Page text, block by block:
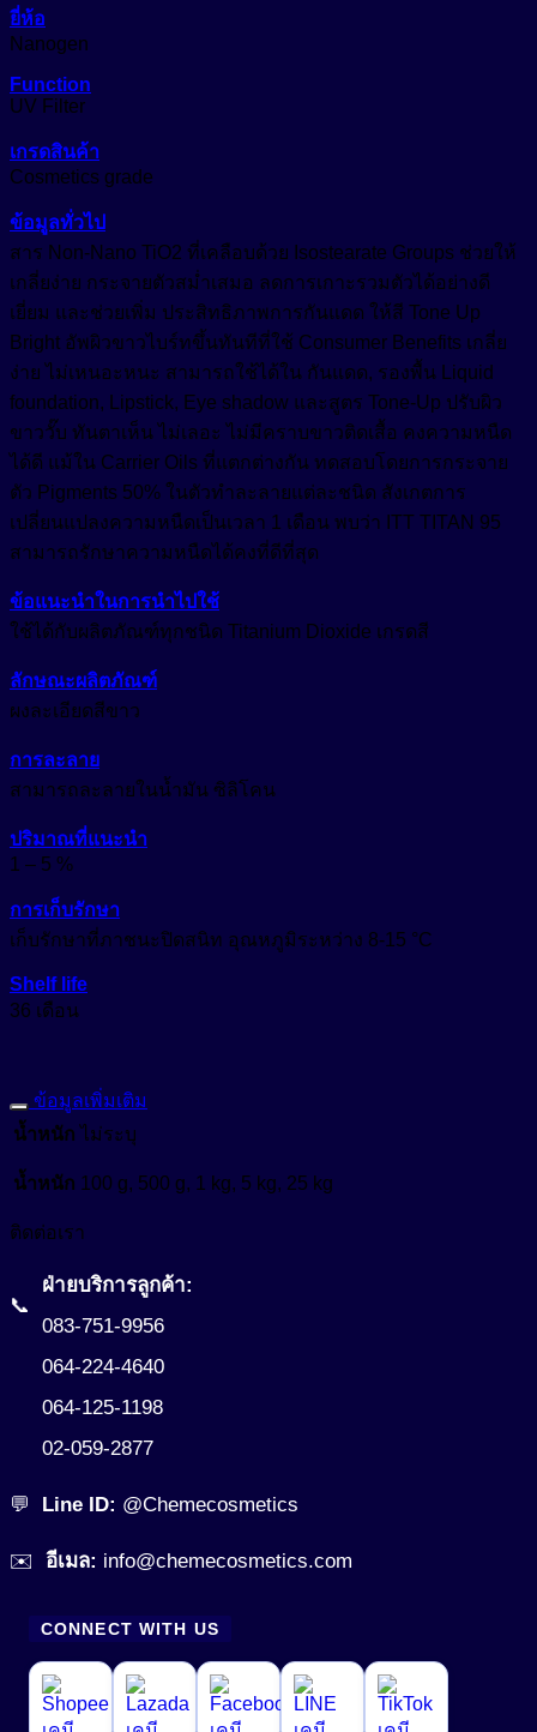
Protective Agent
Reduce Dark Circles
Whitening Agent
อื่นๆ (Other)
สีเครื่องสำอาง (Color Cosmetics)
แว๊กซ์ (Waxes)
ยี่ห้อ
Nanogen
Function
UV Filter
เกรดสินค้า
Cosmetics grade
ข้อมูลทั่วไป
สาร Non-Nano TiO2 ที่เคลือบด้วย Isostearate Groups ช่วยให้
เกลี่ยง่าย กระจายตัวสม่ำเสมอ ลดการเกาะรวมตัวได้อย่างดี
เยี่ยม และช่วยเพิ่ม ประสิทธิภาพการกันแดด ให้สี Tone Up
Bright อัพผิวขาวไบร์ทขึ้นทันทีที่ใช้ Consumer Benefits เกลี่ย
ง่าย ไม่เหนอะหนะ สามารถใช้ได้ใน กันแดด, รองพื้น Liquid
foundation, Lipstick, Eye shadow และสูตร Tone-Up ปรับผิว
ขาววั๊บ ทันตาเห็น ไม่เลอะ ไม่มีคราบขาวติดเสื้อ คงความหนืด
ได้ดี แม้ใน Carrier Oils ที่แตกต่างกัน ทดสอบโดยการกระจาย
ตัว Pigments 50% ในตัวทำละลายแต่ละชนิด สังเกตการ
เปลี่ยนแปลงความหนืดเป็นเวลา 1 เดือน พบว่า ITT TITAN 95
สามารถรักษาความหนืดได้คงที่ดีที่สุด
ข้อแนะนำในการนำไปใช้
ใช้ได้กับผลิตภัณฑ์ทุกชนิด Titanium Dioxide เกรดสี
ลักษณะผลิตภัณฑ์
ผงละเอียดสีขาว
การละลาย
สามารถละลายในน้ำมัน ซิลิโคน
ปริมาณที่แนะนำ
1 – 5 %
การเก็บรักษา
เก็บรักษาที่ภาชนะปิดสนิท อุณหภูมิระหว่าง 8-15 °C
Shelf life
36 เดือน
ข้อมูลเพิ่มเติม
น้ำหนัก ไม่ระบุ
น้ำหนัก 100 g, 500 g, 1 kg, 5 kg, 25 kg
ติดต่อเรา
📞
ฝ่ายบริการลูกค้า:
083-751-9956
064-224-4640
064-125-1198
02-059-2877
💬 Line ID: @Chemecosmetics
✉️ อีเมล: info@chemecosmetics.com
CONNECT WITH US